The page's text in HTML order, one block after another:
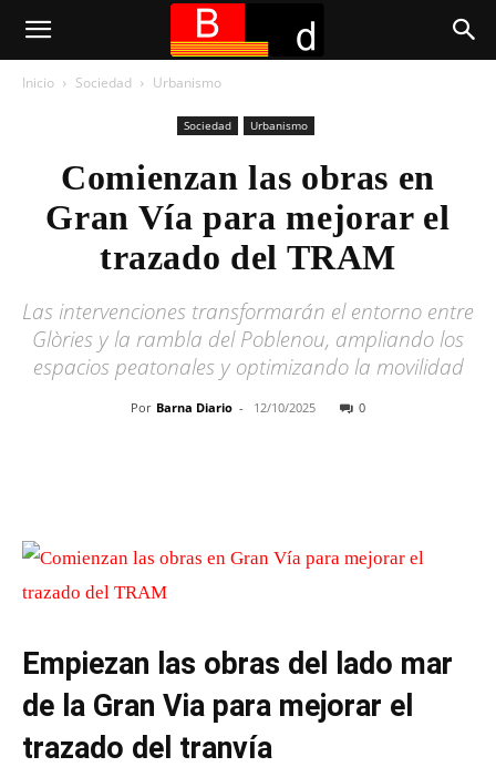
Inicio Sociedad Urbanismo
Sociedad Urbanismo
Comienzan las obras en
Gran Vía para mejorar el
trazado del TRAM
Las intervenciones transformarán el entorno entre
Glòries y la rambla del Poblenou, ampliando los
espacios peatonales y optimizando la movilidad
Por Barna Diario - 12/10/2025 0
Empiezan las obras del lado mar
de la Gran Via para mejorar el
trazado del tranvía